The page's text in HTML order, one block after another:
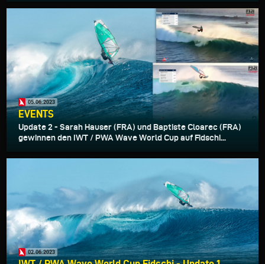
05.06.2023
EVENTS
Update 2 - Sarah Hauser (FRA) und Baptiste Cloarec (FRA)
gewinnen den IWT / PWA Wave World Cup auf Fidschi...
02.06.2023